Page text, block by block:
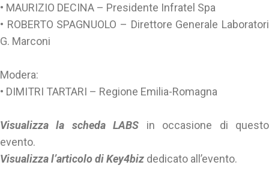
• MAURIZIO DECINA – Presidente Infratel Spa
• ROBERTO SPAGNUOLO – Direttore Generale Laboratori
G. Marconi
Modera:
• DIMITRI TARTARI – Regione Emilia-Romagna
Visualizza la scheda LABS in occasione di questo
evento.
Visualizza l’articolo di Key4biz dedicato all’evento.